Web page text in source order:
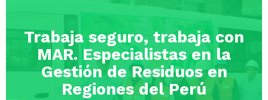
Trabaja seguro, trabaja con
MAR. Especialistas en la
Gestión de Residuos en
Regiones del Perú